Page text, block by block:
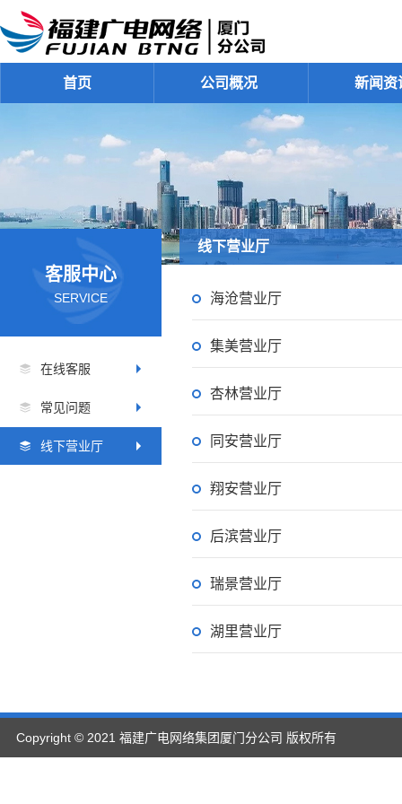
首页 公司概况 新闻
客服中心
SERVICE
在线客服
常见问题
线下营业厅
线下营业厅
海沧营业厅
集美营业厅
杏林营业厅
同安营业厅
翔安营业厅
后滨营业厅
瑞景营业厅
湖里营业厅
Copyright © 2021 福建广电网络集团厦门分公司 版权所有